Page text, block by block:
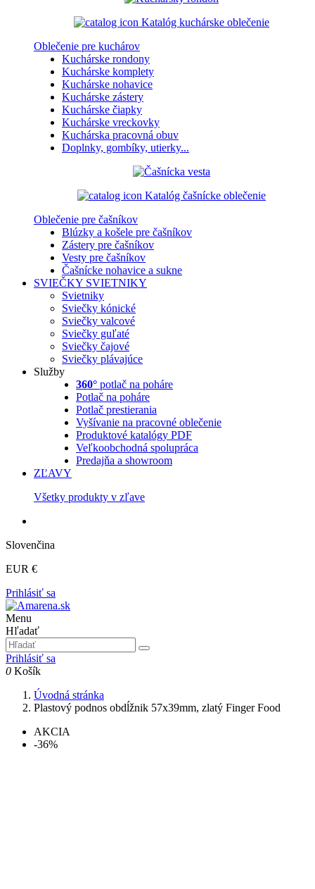
Katalóg kuchárske oblečenie
Oblečenie pre kuchárov
Kuchárske rondony
Kuchárske komplety
Kuchárske nohavice
Kuchárske zástery
Kuchárske čiapky
Kuchárske vreckovky
Kuchárska pracovná obuv
Doplnky, gombíky, utierky...
Katalóg čašnícke oblečenie
Oblečenie pre čašníkov
Blúzky a košele pre čašníkov
Zástery pre čašníkov
Vesty pre čašníkov
Čašnícke nohavice a sukne
SVIEČKY SVIETNIKY
Svietniky
Sviečky kónické
Sviečky valcové
Sviečky guľaté
Sviečky čajové
Sviečky plávajúce
Služby
360° potlač na poháre
Potlač na poháre
Potlač prestierania
Vyšívanie na pracovné oblečenie
Produktové katalógy PDF
Veľkoobchodná spolupráca
Predajňa a showroom
ZĽAVY
Všetky produkty v zľave
Slovenčina
EUR €
Prihlásiť sa
Menu
Hľadať
Prihlásiť sa
0 Košík
Úvodná stránka
Plastový podnos obdĺžnik 57x39mm, zlatý Finger Food
AKCIA
-36%